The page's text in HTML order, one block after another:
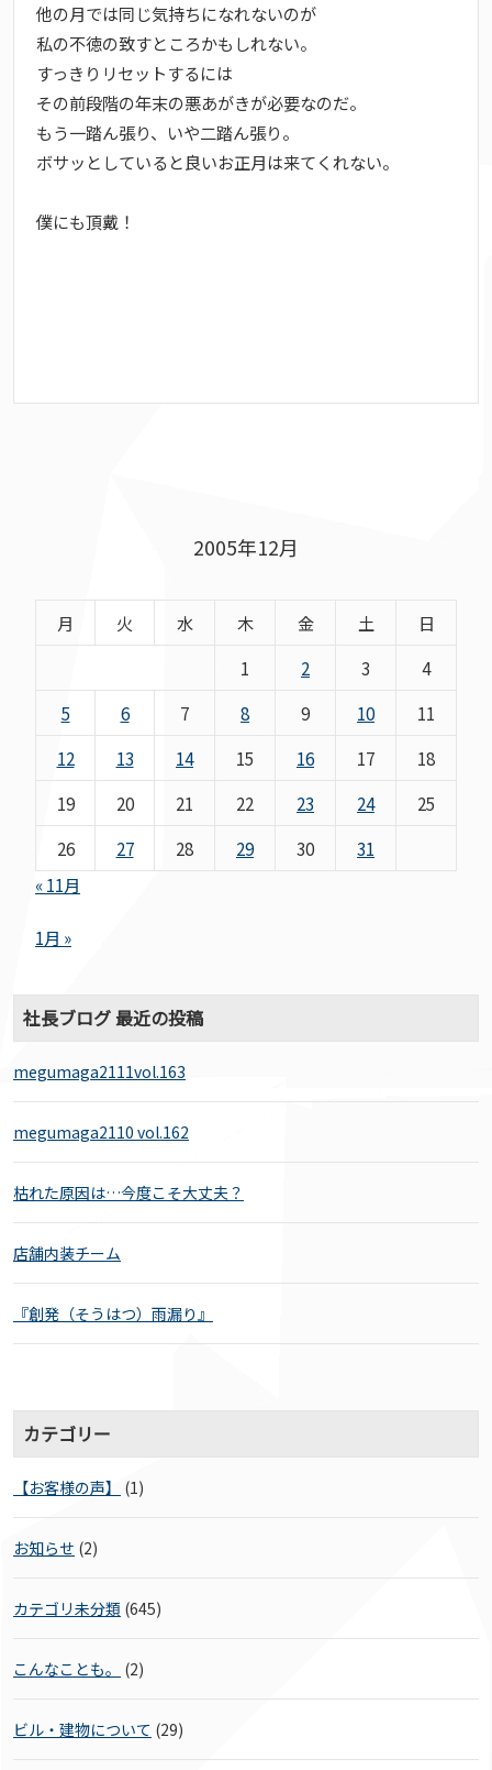
他の月では同じ気持ちになれないのが
私の不徳の致すところかもしれない。
すっきりリセットするには
その前段階の年末の悪あがきが必要なのだ。
もう一踏ん張り、いや二踏ん張り。
ボサッとしていると良いお正月は来てくれない。
僕にも頂戴！
2005年12月
月 火 水 木 金 土
日
1
2 3
4
5
6 7 8 9 10
11
12
13 14 15 16 17
18
19
20 21 22 23 24
25
26
27 28 29 30
31
« 11月
1月 »
社長ブログ 最近の投稿
megumaga2111vol.163
megumaga2110 vol.162
枯れた原因は…今度こそ大丈夫？
店舗内装チーム
『創発（そうはつ）雨漏り』
カテゴリー
【お客様の声】 (1)
お知らせ (2)
カテゴリ未分類 (645)
こんなことも。 (2)
ビル・建物について (29)